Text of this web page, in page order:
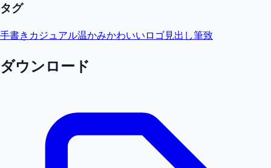
タグ
手書き カジュアル温かみかわいい ロゴ見出し筆致
ダウンロード